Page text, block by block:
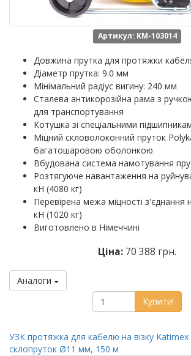
Артикул: KM-103014
Довжина прутка для протяжки
Діаметр прутка: 9.0 мм
Мінімальний радіус вигину: 240 мм
Сталева антикорозійна рама з
для транспортування
Котушка зі спеціальними
Міцний скловолоконний пруток
багатошаровою оболонкою
Вбудована система намотування
Розтягуюче навантаження на
кН (4080 кг)
Перевірена межа міцності з'єднання
кН (1020 кг)
Виготовлено в Німеччині
Ціна: 70 388 грн.
Аналоги
Купити!
УЗК протяжка для кабелю на візку Katimex
склопруток Ø11 мм, 150 м